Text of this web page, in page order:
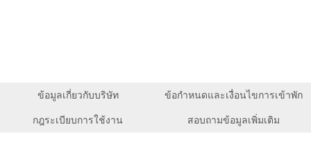
ข้อมูลเกี่ยวกับบริษัท
ข้อกำหนดและเงื่อนไขการเข้าพัก
กฎระเบียบการใช้งาน
สอบถามข้อมูลเพิ่มเติม